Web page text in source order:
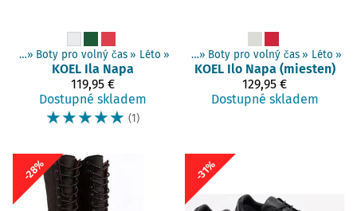
boty ‪» Boty pro volný čas ‪» Léto ‪»
KOEL Ila Napa
119,95 €
Dostupné skladem
☆☆☆☆☆ (1)
Produkty‪»Barefoot boty‪»Dospělí boty ‪» Boty pro volný čas ‪» Léto ‪»
KOEL Ilo Napa (miesten)
129,95 €
Dostupné skladem
-28% -31%